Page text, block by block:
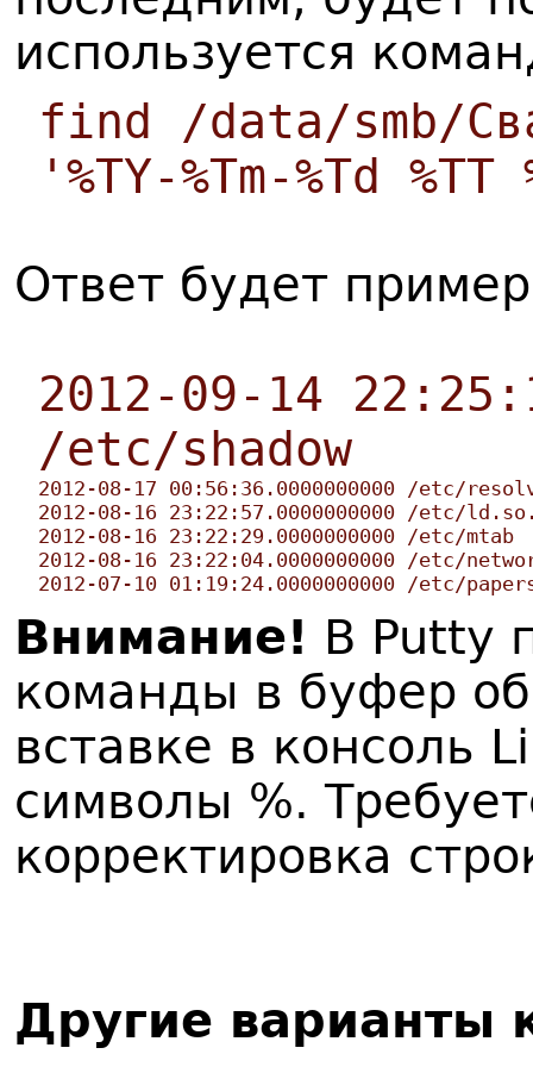
используется
find /data/smb/
'%TY-%Tm-%Td
Ответ будет
2012-09-14
/etc/shadow
2012-08-17 00:56:36.0000000000 /etc/
2012-08-16 23:22:57.0000000000 /etc/
2012-08-16 23:22:29.0000000000 /etc/mtab
2012-08-16 23:22:04.0000000000 /etc/
2012-07-10 01:19:24.0000000000 /etc/
Внимание! В Putty
команды в буфер
вставке в консоль
символы %.
корректировка
Другие варианты